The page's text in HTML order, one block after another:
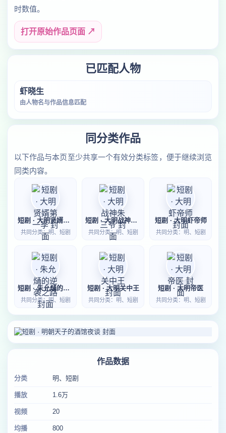
时数值。
打开原始作品页面 ↗
已匹配人物
虾晓生
由人物名与作品信息匹配
同分类作品
以下作品与本页至少共享一个有效分类标签，便于继续浏览
同类内容。
短剧 · 大明贤婿第一季
共同分类：明、短剧
短剧 · 大明战神朱三爷
共同分类：明、短剧
短剧 · 大明虾帝师
共同分类：明、短剧
短剧 · 朱允熥的逆袭之路
共同分类：明、短剧
短剧 · 大明关中王
共同分类：明、短剧
短剧 · 大明帝医
共同分类：明、短剧
作品数据
分类 明、短剧
播放 1.6万
视频 20
均播 800